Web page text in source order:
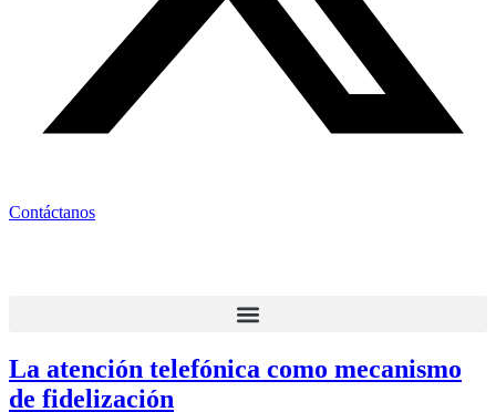
Contáctanos
La atención telefónica como mecanismo
de fidelización